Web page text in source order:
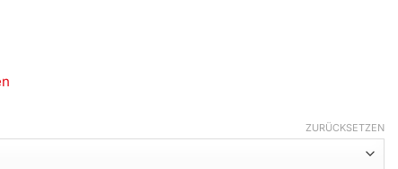
ZURÜCKSETZEN